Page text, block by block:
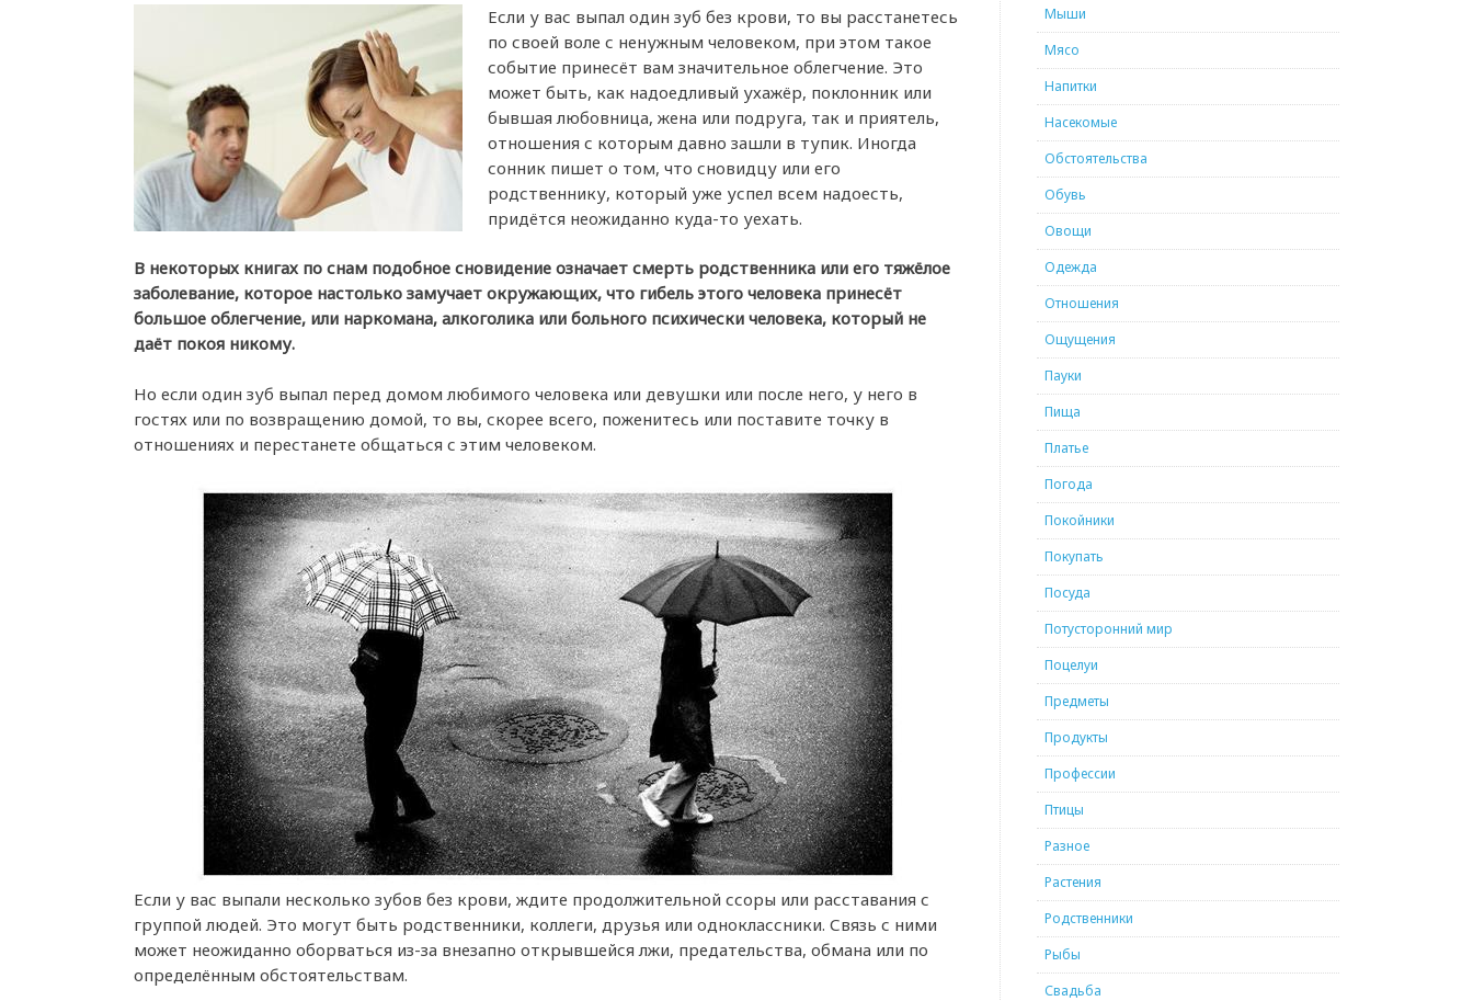
Если у вас выпал один зуб без крови, то вы расстанетесь
по своей воле с ненужным человеком, при этом такое
событие принесёт вам значительное облегчение. Это
может быть, как надоедливый ухажёр, поклонник или
бывшая любовница, жена или подруга, так и приятель,
отношения с которым давно зашли в тупик. Иногда
сонник пишет о том, что сновидцу или его
родственнику, который уже успел всем надоесть,
придётся неожиданно куда-то уехать.
В некоторых книгах по снам подобное сновидение означает смерть родственника или его тяжёлое
заболевание, которое настолько замучает окружающих, что гибель этого человека принесёт
большое облегчение, или наркомана, алкоголика или больного психически человека, который не
даёт покоя никому.
Но если один зуб выпал перед домом любимого человека или девушки или после него, у него в
гостях или по возвращению домой, то вы, скорее всего, поженитесь или поставите точку в
отношениях и перестанете общаться с этим человеком.
Если у вас выпали несколько зубов без крови, ждите продолжительной ссоры или расставания с
группой людей. Это могут быть родственники, коллеги, друзья или одноклассники. Связь с ними
может неожиданно оборваться из-за внезапно открывшейся лжи, предательства, обмана или по
определённым обстоятельствам.
Мыши
Мясо
Напитки
Насекомые
Обстоятельства
Обувь
Овощи
Одежда
Отношения
Ощущения
Пауки
Пища
Платье
Погода
Покойники
Покупать
Посуда
Потусторонний мир
Поцелуи
Предметы
Продукты
Профессии
Птицы
Разное
Растения
Родственники
Рыбы
Свадьба